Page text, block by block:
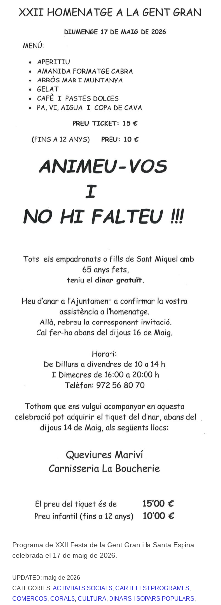
Programa de XXII Festa de la Gent Gran i la Santa Espina
celebrada el 17 de maig de 2026.
UPDATED: maig de 2026
CATEGORIES:ACTIVITATS SOCIALS, CARTELLS I PROGRAMES,
COMERÇOS, CORALS, CULTURA, DINARS I SOPARS POPULARS,